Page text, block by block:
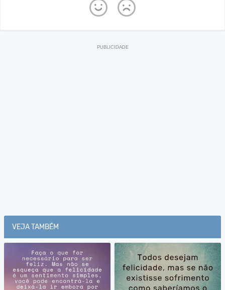
VEJA TAMBÉM